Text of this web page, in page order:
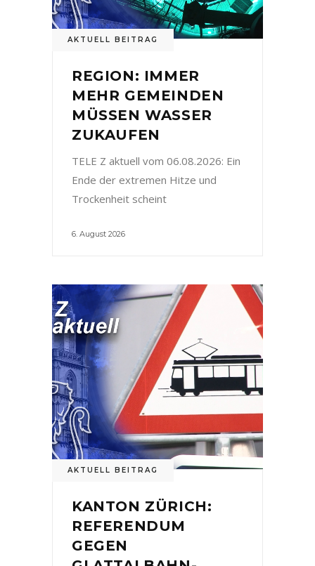
AKTUELL BEITRAG
REGION: IMMER
MEHR GEMEINDEN
MÜSSEN WASSER
ZUKAUFEN
TELE Z aktuell vom 06.08.2026: Ein
Ende der extremen Hitze und
Trockenheit scheint
6. August 2026
AKTUELL BEITRAG
KANTON ZÜRICH:
REFERENDUM
GEGEN